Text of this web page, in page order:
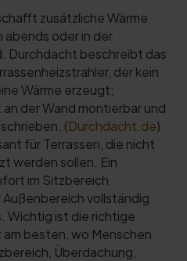
zusätzliche Wärme
oder in der
Durchdacht beschreibt das
der kein
Wärme erzeugt;
der Wand montierbar und
(Durchdacht.de)
für Terrassen, die nicht
werden sollen. Ein
im Sitzbereich
vollständig
Wichtig ist die richtige
besten, wo Menschen
Überdachung,